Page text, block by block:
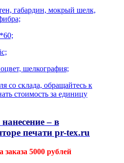
габардин, мокрый шелк,
шелкография;
со склада, обращайтесь к
стоимость за единицу
– в
печати pr-tex.ru
5000 рублей